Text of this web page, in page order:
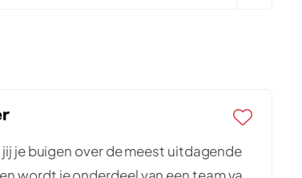
je buigen over de meest uitdagende